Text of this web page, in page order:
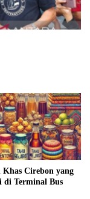
Khas Cirebon yang
di Terminal Bus